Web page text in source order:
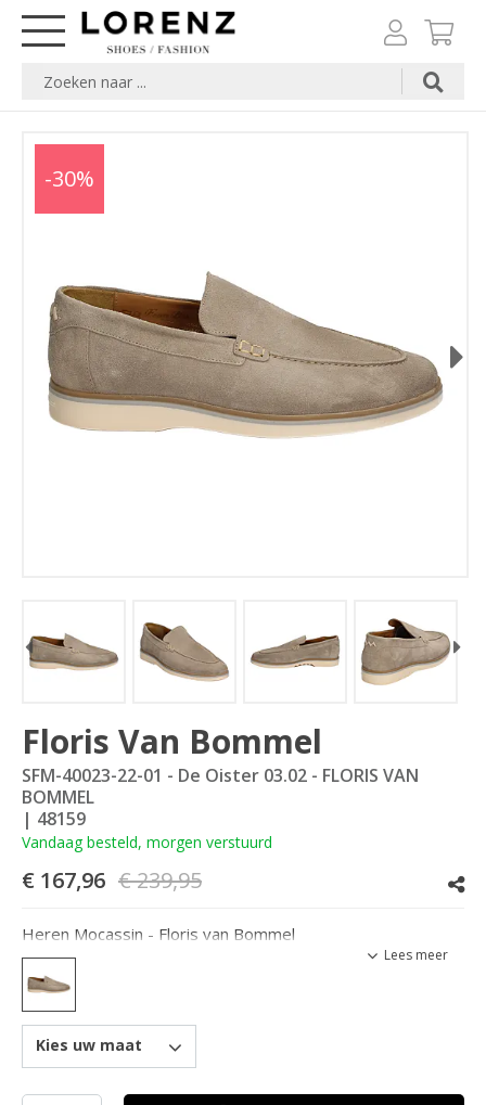
-30%
Next
Floris Van Bommel
SFM-40023-22-01 - De Oister 03.02 - FLORIS VAN
BOMMEL
| 48159
Vandaag besteld, morgen verstuurd
€ 239,95
€ 167,96
Heren Mocassin - Floris van Bommel
Lees meer
Kies uw maat